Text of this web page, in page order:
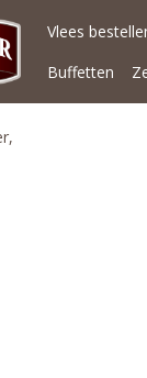
Vlees
Buffetten